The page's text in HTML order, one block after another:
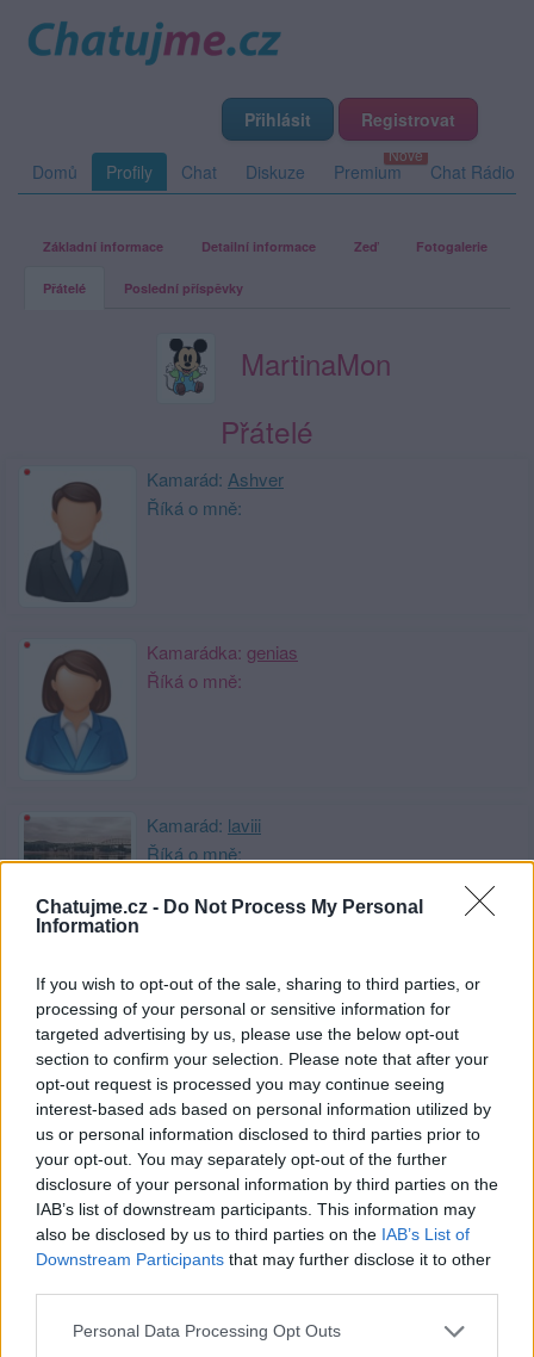
Chatujme.cz - Do Not Process My Personal
Information
If you wish to opt-out of the sale, sharing to third parties, or
processing of your personal or sensitive information for
targeted advertising by us, please use the below opt-out
section to confirm your selection. Please note that after your
opt-out request is processed you may continue seeing
interest-based ads based on personal information utilized by
us or personal information disclosed to third parties prior to
your opt-out. You may separately opt-out of the further
disclosure of your personal information by third parties on the
IAB’s list of downstream participants. This information may
also be disclosed by us to third parties on the IAB’s List of
Downstream Participants that may further disclose it to other
Personal Data Processing Opt Outs
Přihlásit Registrovat
Domů Profily Chat Diskuze Premium Chat Rádio
Základní informace Detailní informace Zeď Fotogalerie
Přátelé Poslední příspěvky
MartinaMon
Přátelé
Kamarád: Ashver
Říká o mně:
Kamarádka: genias
Říká o mně:
Kamarád: laviii
Říká o mně:
Kamarád:usmev-ak
Říká o mně:
Kamarád:muzikant38
Říká o mně:
Kamarád:Jena